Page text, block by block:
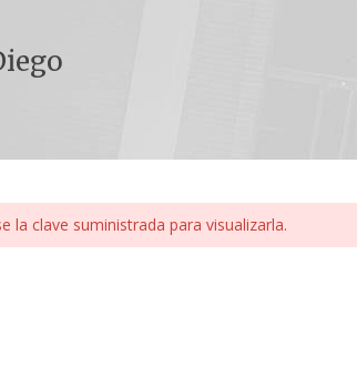
la clave suministrada para visualizarla.